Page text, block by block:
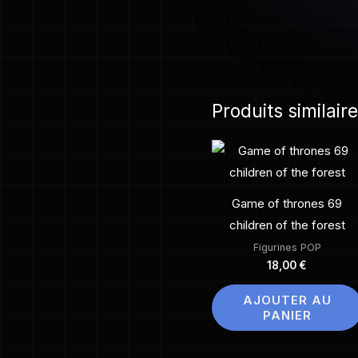
Produits
Game of thrones 69
children of the forest
Figurines POP
18,00 €
AJOUTER AU
PANIER